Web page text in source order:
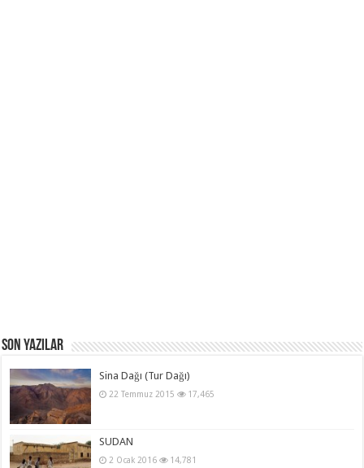
Son Yazılar
Sina Dağı (Tur Dağı)
22 Temmuz 2015 17,465
SUDAN
2 Ocak 2016 14,781